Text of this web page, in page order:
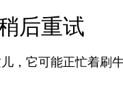
后重试
，它可能正忙着刷